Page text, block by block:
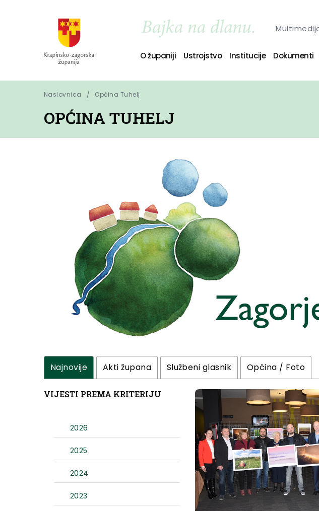
O županiji Ustrojstvo Institucije Dokumenti
Naslovnica Općina Tuhelj
OPĆINA TUHELJ
Najnovije Akti župana Službeni glasnik Općina / Foto
VIJESTI PREMA KRITERIJU
2026
2025
2024
2023